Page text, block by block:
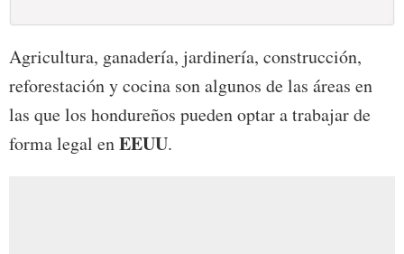
Agricultura, ganadería, jardinería, construcción,
reforestación y cocina son algunos de las áreas en
las que los hondureños pueden optar a trabajar de
forma legal enEEUU.